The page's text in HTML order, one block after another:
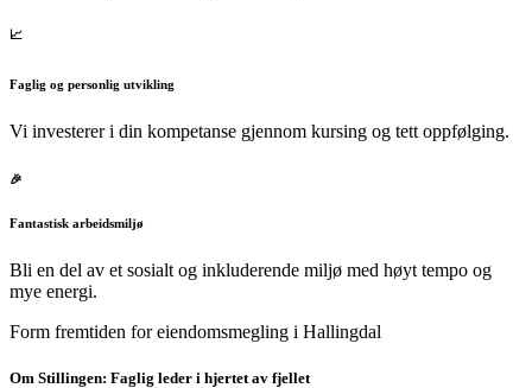
📈
Faglig og personlig utvikling
Vi investerer i din kompetanse gjennom kursing og tett oppfølging.
🎉
Fantastisk arbeidsmiljø
Bli en del av et sosialt og inkluderende miljø med høyt tempo og
mye energi.
Form fremtiden for eiendomsmegling i Hallingdal
Om Stillingen: Faglig leder i hjertet av fjellet